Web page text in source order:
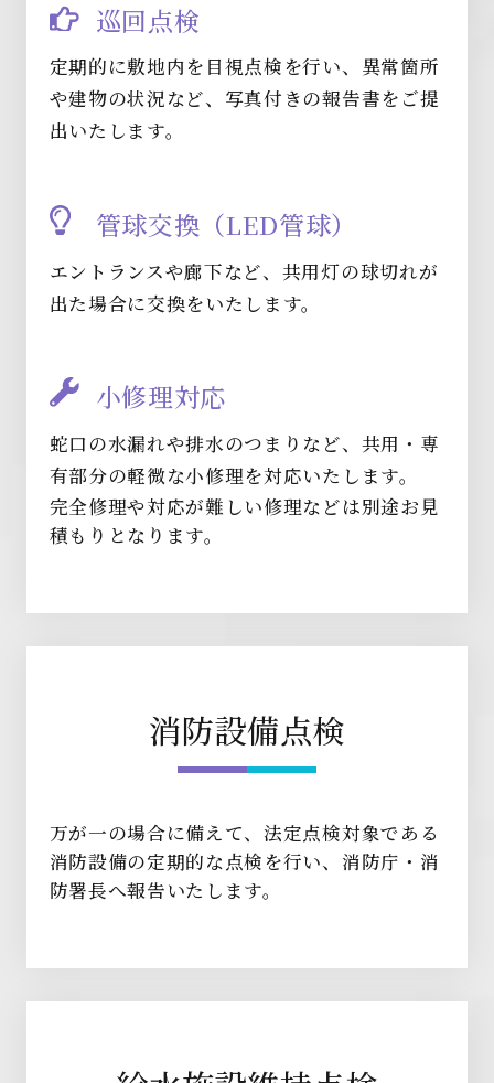
巡回点検
定期的に敷地内を目視点検を行い、異常箇所
や建物の状況など、写真付きの報告書をご提
出いたします。
管球交換（LED管球）
エントランスや廊下など、共用灯の球切れが
出た場合に交換をいたします。
小修理対応
蛇口の水漏れや排水のつまりなど、共用・専
有部分の軽微な小修理を対応いたします。
完全修理や対応が難しい修理などは別途お見
積もりとなります。
消防設備点検
万が一の場合に備えて、法定点検対象である
消防設備の定期的な点検を行い、消防庁・消
防署長へ報告いたします。